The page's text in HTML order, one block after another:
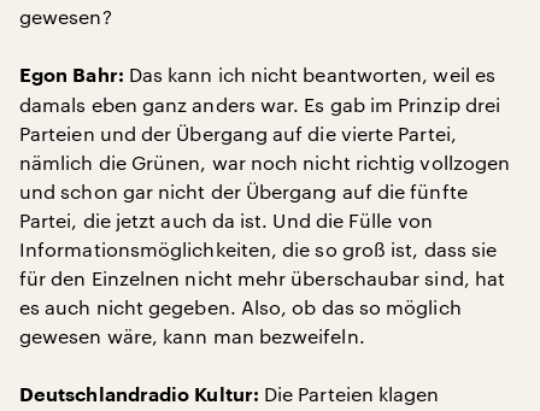
gewesen?
Egon Bahr: Das kann ich nicht beantworten, weil es
damals eben ganz anders war. Es gab im Prinzip drei
Parteien und der Übergang auf die vierte Partei,
nämlich die Grünen, war noch nicht richtig vollzogen
und schon gar nicht der Übergang auf die fünfte
Partei, die jetzt auch da ist. Und die Fülle von
Informationsmöglichkeiten, die so groß ist, dass sie
für den Einzelnen nicht mehr überschaubar sind, hat
es auch nicht gegeben. Also, ob das so möglich
gewesen wäre, kann man bezweifeln.
Deutschlandradio Kultur: Die Parteien klagen